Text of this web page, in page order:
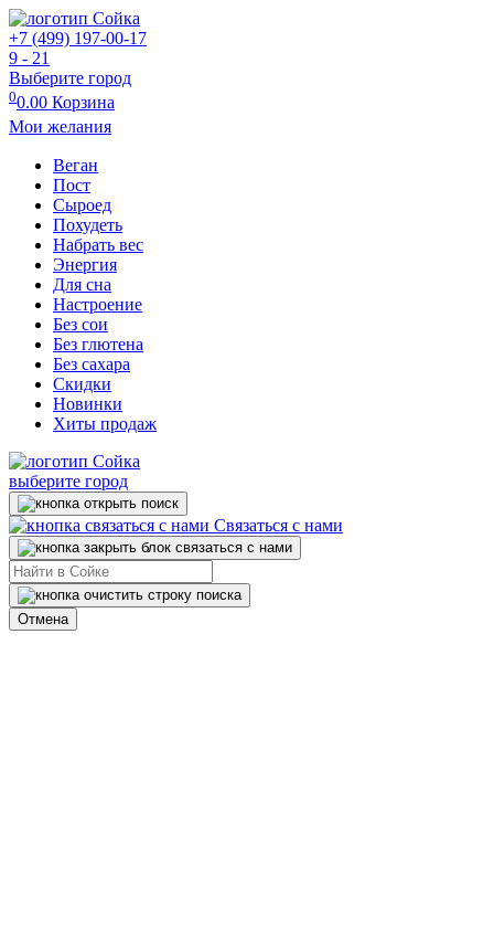
+7 (499) 197-00-17
9 - 21
Выберите город
00.00 Корзина
Мои желания
Веган
Пост
Сыроед
Похудеть
Набрать вес
Энергия
Для сна
Настроение
Без сои
Без глютена
Без сахара
Скидки
Новинки
Хиты продаж
выберите город
Связаться с нами
Отмена